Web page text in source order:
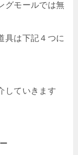
グモールでは無
具は下記４つに
していきます